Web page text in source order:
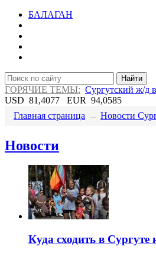
БАЛАГАН
Найти
ГОРЯЧИЕ ТЕМЫ: Сургутский ж/д
USD 81,4077 EUR 94,0585
Главная страница → Новости
Новости
​Куда сходить в